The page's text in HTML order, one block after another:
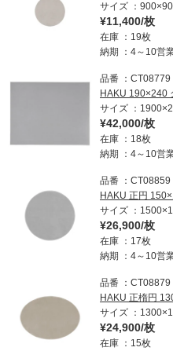
サイズ
¥11,400/枚
在庫
19枚
納期
4～10営
品番
CT08779
HAKU 190×240
サイズ
¥42,000/枚
在庫
18枚
納期
4～10営
品番
CT08859
HAKU 正円
サイズ
¥26,900/枚
在庫
17枚
納期
4～10営
品番
CT08879
HAKU 正楕円
サイズ
¥24,900/枚
在庫
15枚